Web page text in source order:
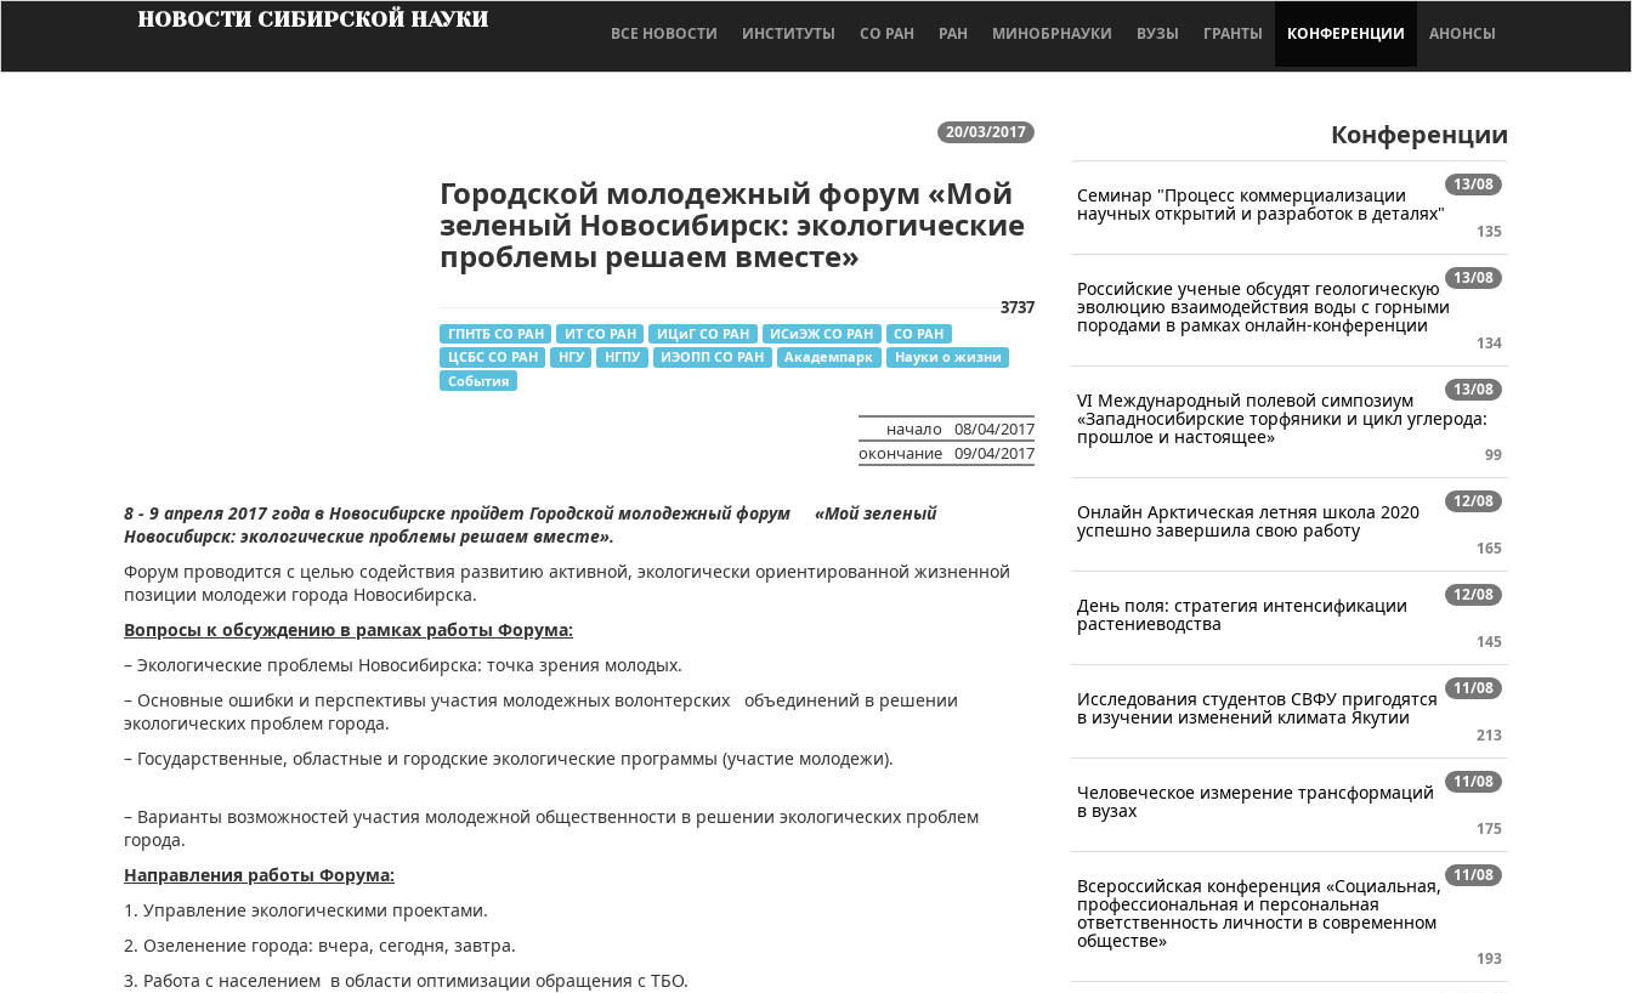
НОВОСТИ СИБИРСКОЙ НАУКИ
ВСЕ НОВОСТИ ИНСТИТУТЫ СО РАН РАН МИНОБРНАУКИ ВУЗЫ ГРАНТЫ КОНФЕРЕНЦИИ АНОНСЫ
20/03/2017
Городской молодежный форум «Мой
зеленый Новосибирск: экологические
проблемы решаем вместе»
3737
ГПНТБ СО РАН ИТ СО РАН ИЦиГ СО РАН ИСиЭЖ СО РАН
СО РАН
ЦСБС СО РАН
НГУ НГПУ ИЭОПП СО РАН Академпарк
Науки о жизни
События
начало 08/04/2017
окончание 09/04/2017
8 - 9 апреля 2017 года в Новосибирске пройдет Городской молодежный форум «Мой зеленый
Новосибирск: экологические проблемы решаем вместе».
Форум проводится с целью содействия развитию активной, экологически ориентированной жизненной
позиции молодежи города Новосибирска.
Вопросы к обсуждению в рамках работы Форума:
– Экологические проблемы Новосибирска: точка зрения молодых.
– Основные ошибки и перспективы участия молодежных волонтерских объединений в решении
экологических проблем города.
– Государственные, областные и городские экологические программы (участие молодежи).
– Варианты возможностей участия молодежной общественности в решении экологических проблем
города.
Направления работы Форума:
1. Управление экологическими проектами.
2. Озеленение города: вчера, сегодня, завтра.
3. Работа с населением в области оптимизации обращения с ТБО.
Конференции
13/08
Семинар "Процесс коммерциализации
научных открытий и разработок в деталях"
135
13/08
Российские ученые обсудят геологическую
эволюцию взаимодействия воды с горными
породами в рамках онлайн-конференции
134
13/08
VI Международный полевой симпозиум
«Западносибирские торфяники и цикл углерода:
прошлое и настоящее»
99
12/08
Онлайн Арктическая летняя школа 2020
успешно завершила свою работу
165
12/08
День поля: стратегия интенсификации
растениеводства
145
11/08
Исследования студентов СВФУ пригодятся
в изучении изменений климата Якутии
213
11/08
Человеческое измерение трансформаций
в вузах
175
11/08
Всероссийская конференция «Социальная,
профессиональная и персональная
ответственность личности в современном
обществе»
193